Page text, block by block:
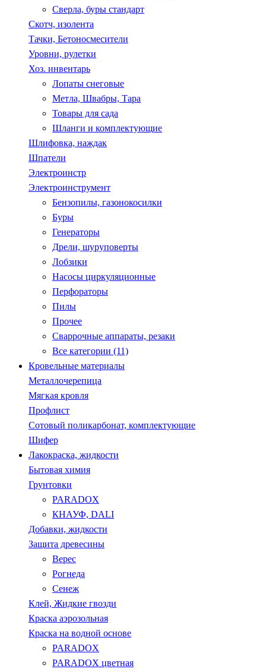
Сверла, буры стандарт
Скотч, изолента
Тачки, Бетоносмесители
Уровни, рулетки
Хоз. инвентарь
Лопаты снеговые
Метла, Швабры, Тара
Товары для сада
Шланги и комплектующие
Шлифовка, наждак
Шпатели
Электроинстр
Электроинструмент
Бензопилы, газонокосилки
Буры
Генераторы
Дрели, шуруповерты
Лобзики
Насосы циркуляционные
Перфораторы
Пилы
Прочее
Сваррочные аппараты, резаки
Все категории (11)
Кровельные материалы
Металлочерепица
Мягкая кровля
Профлист
Сотовый поликарбонат, комплектующие
Шифер
Лакокраска, жидкости
Бытовая химия
Грунтовки
PARADOX
КНАУФ, DALI
Добавки, жидкости
Защита древесины
Верес
Рогнеда
Сенеж
Клей, Жидкие гвозди
Краска аэрозольная
Краска на водной основе
PARADOX
PARADOX цветная